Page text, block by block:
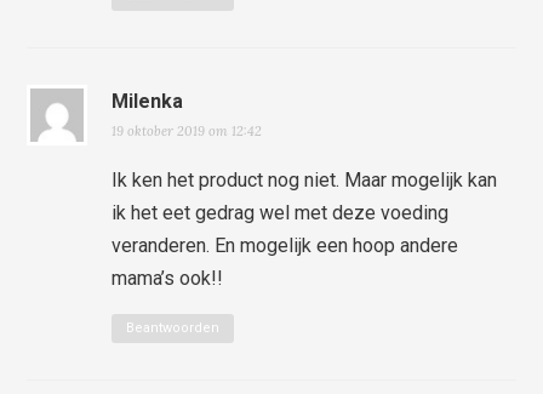
Milenka
19 oktober 2019 om 12:42
Ik ken het product nog niet. Maar mogelijk kan
ik het eet gedrag wel met deze voeding
veranderen. En mogelijk een hoop andere
mama’s ook!!
Beantwoorden